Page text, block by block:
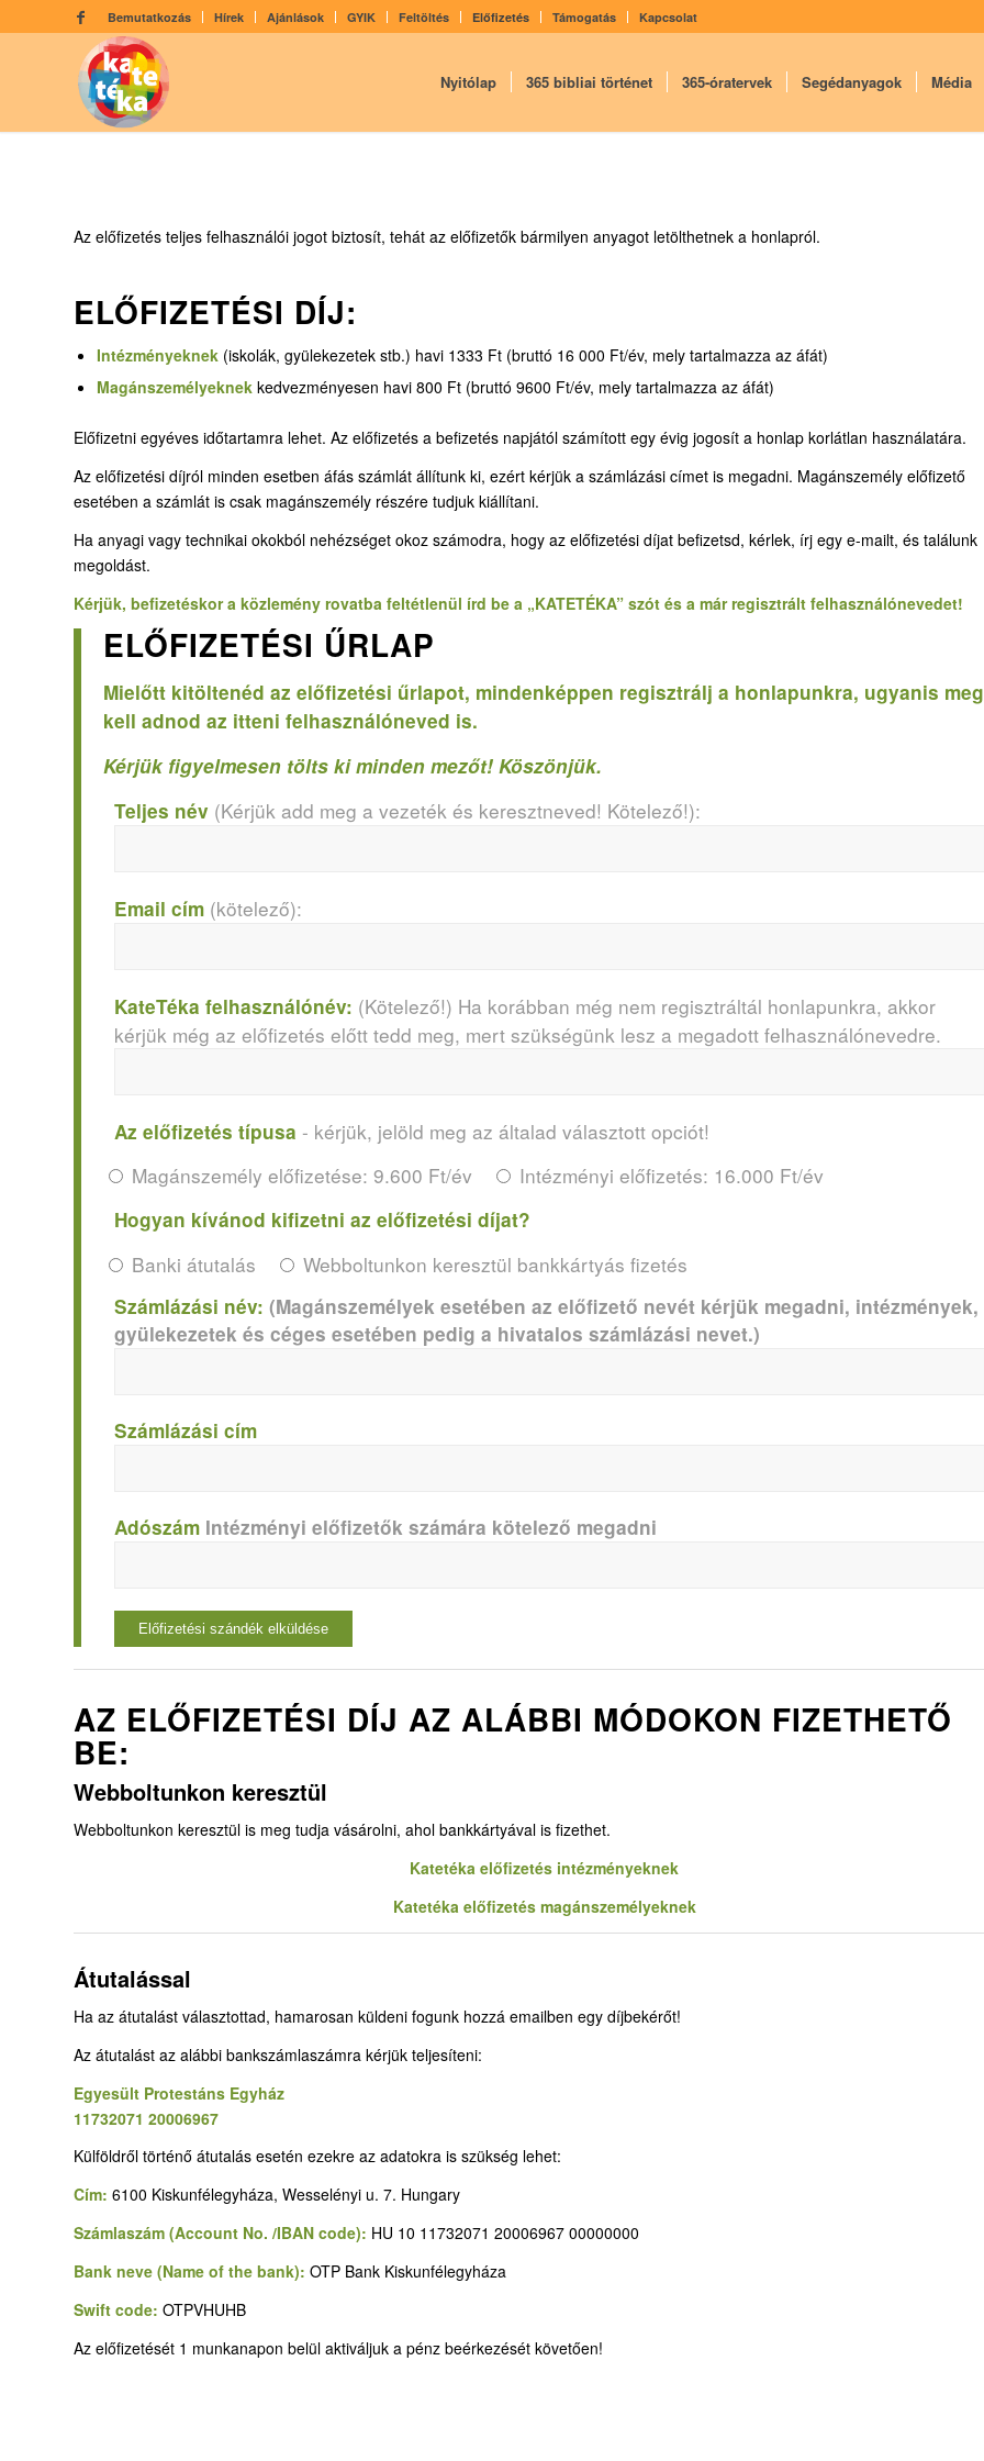
Bemutatkozás Hírek Ajánlások GYIK Feltöltés Előfizetés Támogatás Kapcsolat
Nyitólap 365 bibliai történet 365-óratervek Segédanyagok Média
Az előfizetés teljes felhasználói jogot biztosít, tehát az előfizetők bármilyen anyagot letölthetnek a honlapról.
ELŐFIZETÉSI DÍJ:
Intézményeknek (iskolák, gyülekezetek stb.) havi 1333 Ft (bruttó 16 000 Ft/év, mely tartalmazza az áfát)
Magánszemélyeknek kedvezményesen havi 800 Ft (bruttó 9600 Ft/év, mely tartalmazza az áfát)
Előfizetni egyéves időtartamra lehet. Az előfizetés a befizetés napjától számított egy évig jogosít a honlap korlátlan használatára.
Az előfizetési díjról minden esetben áfás számlát állítunk ki, ezért kérjük a számlázási címet is megadni. Magánszemély előfizető
esetében a számlát is csak magánszemély részére tudjuk kiállítani.
Ha anyagi vagy technikai okokból nehézséget okoz számodra, hogy az előfizetési díjat befizetsd, kérlek, írj egy e-mailt, és találunk
megoldást.
Kérjük, befizetéskor a közlemény rovatba feltétlenül írd be a „KATETÉKA” szót és a már regisztrált felhasználónevedet!
ELŐFIZETÉSI ŰRLAP
Mielőtt kitöltenéd az előfizetési űrlapot, mindenképpen regisztrálj a honlapunkra, ugyanis meg
kell adnod az itteni felhasználóneved is.
Kérjük figyelmesen tölts ki minden mezőt! Köszönjük.
Teljes név (Kérjük add meg a vezeték és keresztneved! Kötelező!):
Email cím (kötelező):
KateTéka felhasználónév: (Kötelező!) Ha korábban még nem regisztráltál honlapunkra, akkor
kérjük még az előfizetés előtt tedd meg, mert szükségünk lesz a megadott felhasználónevedre.
Az előfizetés típusa - kérjük, jelöld meg az általad választott opciót!
Magánszemély előfizetése: 9.600 Ft/év
Intézményi előfizetés: 16.000 Ft/év
Hogyan kívánod kifizetni az előfizetési díjat?
Banki átutalás Webboltunkon keresztül bankkártyás fizetés
Számlázási név: (Magánszemélyek esetében az előfizető nevét kérjük megadni, intézmények,
gyülekezetek és céges esetében pedig a hivatalos számlázási nevet.)
Számlázási cím
Adószám Intézményi előfizetők számára kötelező megadni
AZ ELŐFIZETÉSI DÍJ AZ ALÁBBI MÓDOKON FIZETHETŐ
BE:
Webboltunkon keresztül
Webboltunkon keresztül is meg tudja vásárolni, ahol bankkártyával is fizethet.
Katetéka előfizetés intézményeknek
Katetéka előfizetés magánszemélyeknek
Átutalással
Ha az átutalást választottad, hamarosan küldeni fogunk hozzá emailben egy díjbekérőt!
Az átutalást az alábbi bankszámlaszámra kérjük teljesíteni:
Egyesült Protestáns Egyház
11732071 20006967
Külföldről történő átutalás esetén ezekre az adatokra is szükség lehet:
Cím: 6100 Kiskunfélegyháza, Wesselényi u. 7. Hungary
Számlaszám (Account No. /IBAN code): HU 10 11732071 20006967 00000000
Bank neve (Name of the bank): OTP Bank Kiskunfélegyháza
Swift code: OTPVHUHB
Az előfizetését 1 munkanapon belül aktiváljuk a pénz beérkezését követően!